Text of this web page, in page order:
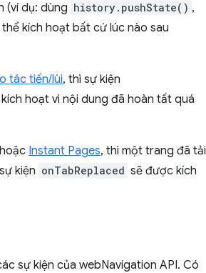
(ví dụ: dùng history.pushState() ,
kích hoạt bất cứ lúc nào sau
tác tiến/lùi, thì sự kiện
hoạt vì nội dung đã hoàn tất quá
hoặc Instant Pages, thì một trang đã tải
kiện onTabReplaced sẽ được kích
sự kiện của webNavigation API. Có